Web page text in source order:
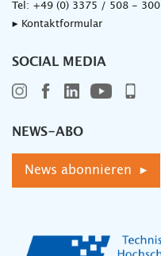
Tel: +49 (0) 3375 / 508 - 300
▸ Kontaktformular
SOCIAL MEDIA
NEWS-ABO
News abonnieren ▸